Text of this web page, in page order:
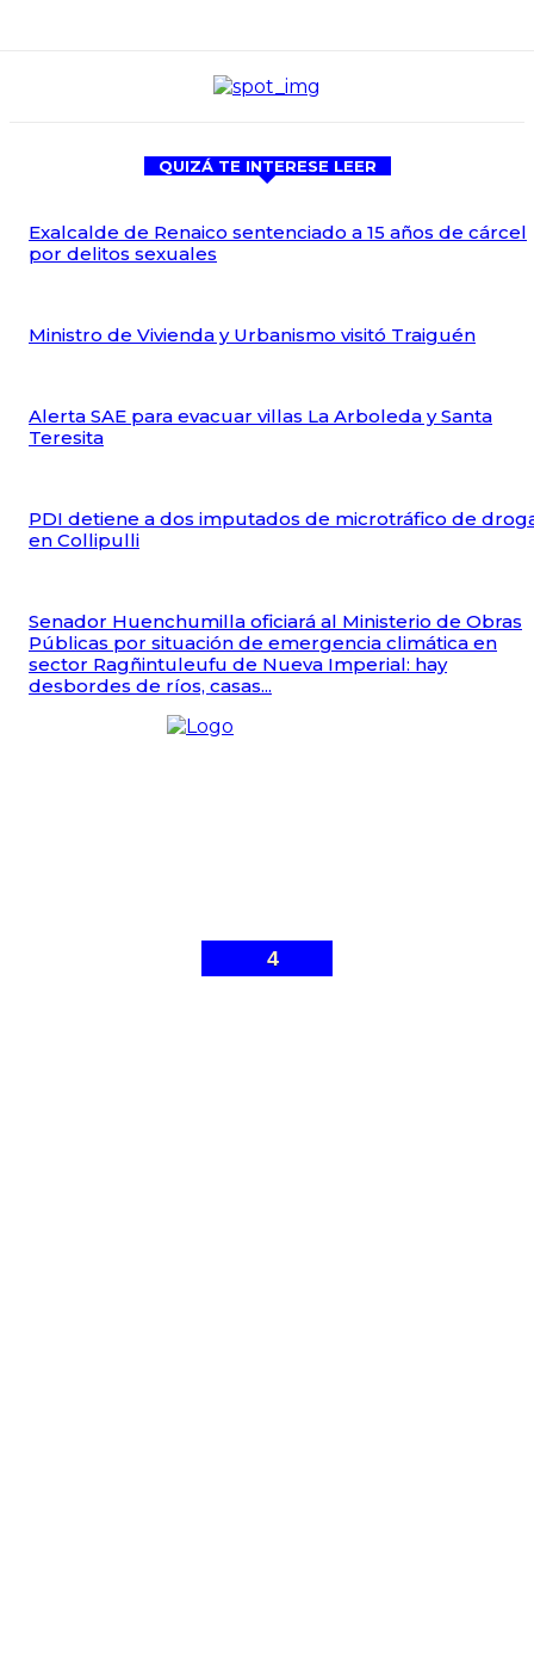
QUIZÁ TE INTERESE LEER
Exalcalde de Renaico sentenciado a 15 años de cárcel
por delitos sexuales
Ministro de Vivienda y Urbanismo visitó Traiguén
Alerta SAE para evacuar villas La Arboleda y Santa
Teresita
PDI detiene a dos imputados de microtráfico de
en Collipulli
Senador Huenchumilla oficiará al Ministerio de Obras
Públicas por situación de emergencia climática en
sector Ragñintuleufu de Nueva Imperial: hay
desbordes de ríos, casas...
4